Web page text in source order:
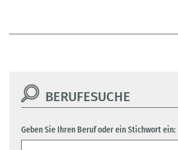
BERUFESUCHE
Geben Sie Ihren Beruf oder ein Stichwort ein: